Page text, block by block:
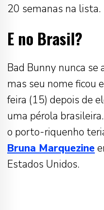
20 semanas na lista.
E no Brasil?
Bad Bunny nunca se
mas seu nome ficou
feira (15) depois de
uma pérola
o porto-riquenho
Bruna Marquezine
Estados Unidos.